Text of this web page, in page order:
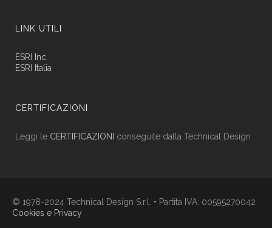
LINK UTILI
ESRI Inc.
ESRI Italia
CERTIFICAZIONI
Leggi le CERTIFICAZIONI conseguite dalla Technical Design
© 1978-2024 Technical Design S.r.l. • Partita IVA: 00595270042
Cookies e Privacy